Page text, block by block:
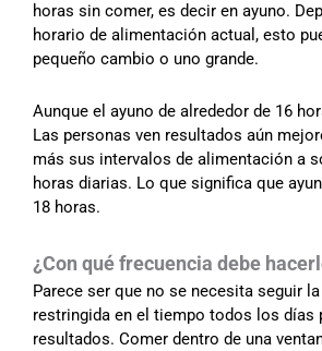
horas sin comer, es decir en ayuno.
horario de alimentación actual, esto
pequeño cambio o uno grande.
Aunque el ayuno de alrededor de 16
Las personas ven resultados aún
más sus intervalos de alimentación a
horas diarias. Lo que significa que
18 horas.
¿Con qué frecuencia debe
Parece ser que no se necesita seguir
restringida en el tiempo todos los días
resultados. Comer dentro de una